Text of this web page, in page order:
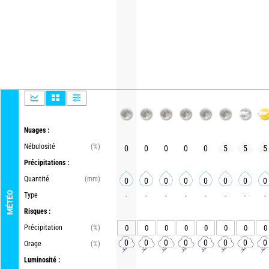
MÉTÉO
Nuages :
Nébulosité
(%)
Précipitations :
Quantité
(mm)
Type
Risques :
Précipitation
(%)
Orage
(%)
Luminosité :
0 0 0 0 0 5 5 5
0 0 0 0 0 0 0 0
- - - - - - - -
0 0 0 0 0 0 0 0
0 0 0 0 0 0 0 0